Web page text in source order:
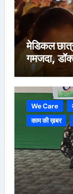
मेडिकल
गमजदा,
We Care
काम की ख़बर